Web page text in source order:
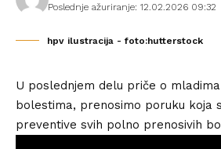
Poslednje ažuriranje: 12.02.2026 09:32
hpv ilustracija - foto:hutterstock
U poslednjem delu priče o
bolestima, prenosimo poruku koja
preventive svih polno prenosivih